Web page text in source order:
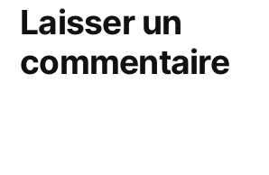
Laisser un
commentaire